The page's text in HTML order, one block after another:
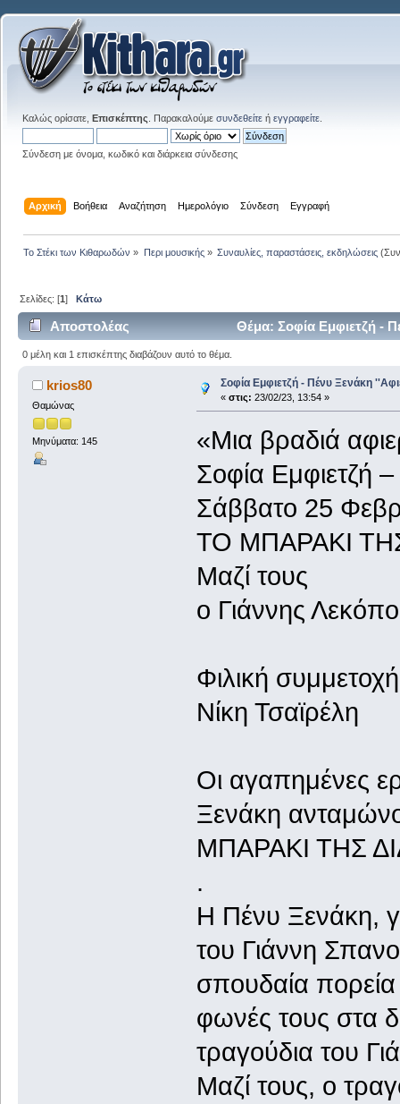
Καλώς ορίσατε, Επισκέπτης . Παρακαλούμε συνδεθείτε ή εγγραφείτε
Σύνδεση με όνομα, κωδικό και διάρκεια σύνδεσης
Αρχική Βοήθεια Αναζήτηση Ημερολόγιο Σύνδεση Εγγραφή
Το Στέκι των Κιθαρωδών » Περι μουσικής» Συναυλίες, παραστάσεις, εκδηλώσεις
Σελίδες: [1]Κάτω
Αποστολέας Θέμα: Σοφία Εμφιετζή -
0 μέλη και 1 επισκέπτης διαβάζουν αυτό το θέμα.
krios80
Θαμώνας
Μηνύματα: 145
Σοφία Εμφιετζή - Πένυ Ξενάκη
« στις: 23/02/23, 13:54 »
«Μια βραδιά
Σοφία Εμφιετζή
Σάββατο 25
ΤΟ ΜΠΑΡΑΚΙ
Μαζί τους
ο Γιάννης
Φιλική συμμετοχή
Νίκη Τσαϊρέλη
Οι αγαπημένες
Ξενάκη
ΜΠΑΡΑΚΙ ΤΗΣ
.
Η Πένυ Ξενάκη,
του Γιάννη
σπουδαία πορεία
φωνές τους στα
τραγούδια του
Μαζί τους, ο